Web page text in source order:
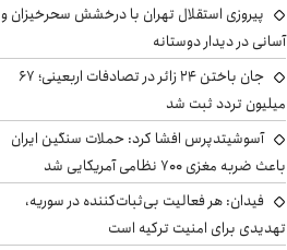
پیروزی استقلال تهران با درخشش سحرخیزان و
آسانی در دیدار دوستانه
جان باختن ۲۴ زائر در تصادفات اربعینی؛ ۶۷
میلیون تردد ثبت شد
آسوشیتدپرس افشا کرد: حملات سنگین ایران
باعث ضربه مغزی ۷۰۰ نظامی آمریکایی شد
فیدان: هر فعالیت بی‌ثبات‌کننده در سوریه،
تهدیدی برای امنیت ترکیه است